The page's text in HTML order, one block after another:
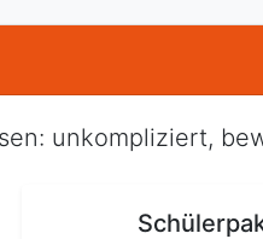
unkompliziert,